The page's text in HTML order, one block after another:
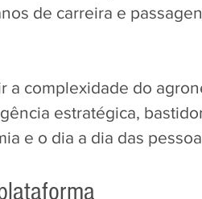
de carreira e
a complexidade do
estratégica,
e o dia a dia das